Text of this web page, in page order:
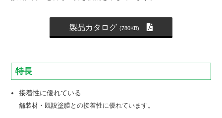
製品カタログ (780KB)
特長
接着性に優れている
舗装材・既設塗膜との接着性に優れています。